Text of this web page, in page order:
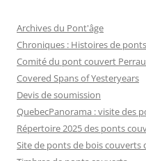
Archives du Pont'âge
Chroniques : Histoires de ponts
Comité du pont couvert
Covered Spans of Yesteryears
Devis de soumission
QuebecPanorama : visite des
Répertoire 2025 des ponts
Site de ponts de bois couverts